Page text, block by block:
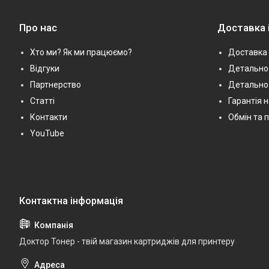
Про нас
Хто ми? Як ми працюємо?
Відгуки
Партнерство
Статті
Контакти
YouTube
Доставка
Доставка
Детально
Гарантія
Обмін та
Доктор Тонер - твій магазин картриджів для принтеру